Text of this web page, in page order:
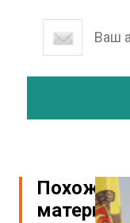
Похожие
материалы